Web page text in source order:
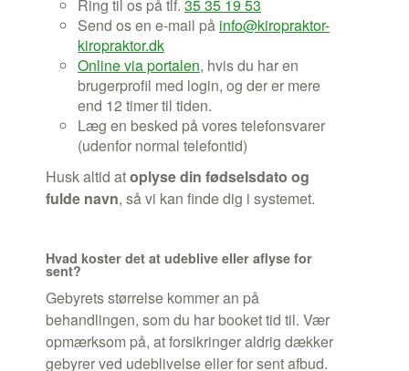
Ring til os på tlf. 35 35 19 53
Send os en e-mail på info@kiropraktor-
kiropraktor.dk
Online via portalen, hvis du har en
brugerprofil med login, og der er mere
end 12 timer til tiden.
Læg en besked på vores telefonsvarer
(udenfor normal telefontid)
Husk altid atoplyse din fødselsdato og
fulde navn, så vi kan finde dig i systemet.
Hvad koster det at udeblive eller aflyse for
sent?
Gebyrets størrelse kommer an på
behandlingen, som du har booket tid til. Vær
opmærksom på, at forsikringer aldrig dækker
gebyrer ved udeblivelse eller for sent afbud.